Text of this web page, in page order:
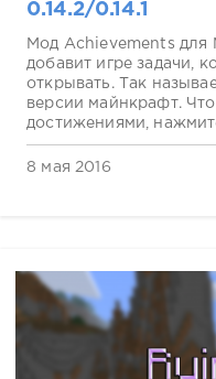
0.14.2/0.14.1
Мод Achievements для
добавит игре задачи,
открывать. Так
версии майнкрафт.
достижениями,
8 мая 2016